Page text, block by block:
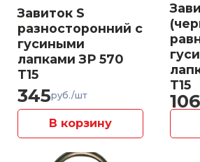
Завиток S
разносторонний с
гусиными
лапками ЗР 570
Т15
345руб./шт
В корзину
Т15
106